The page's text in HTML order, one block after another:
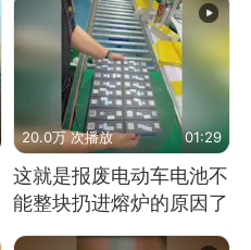
20.0万 次播放 01:29
这就是报废电动车电池不
能整块扔进熔炉的原因了